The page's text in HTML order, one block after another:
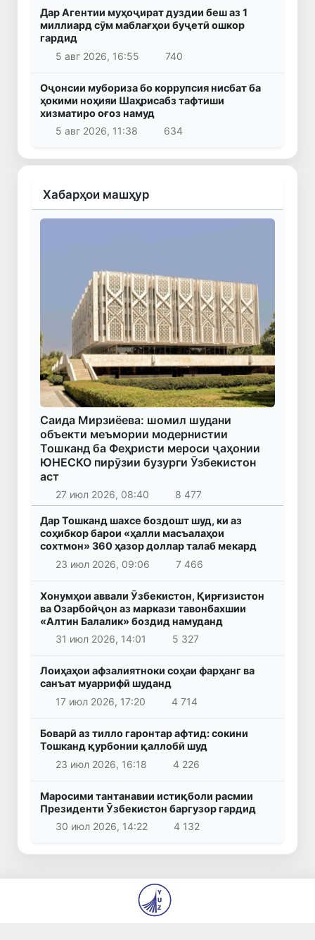
Дар Агентии муҳоҷират дуздии беш аз 1
миллиард сӯм маблағҳои буҷетӣ ошкор
гардид
5 авг 2026, 16:55
740
Оҷонсии мубориза бо коррупсия нисбат ба
ҳокими ноҳияи Шаҳрисабз тафтиши
хизматиро оғоз намуд
5 авг 2026, 11:38
634
Хабарҳои машҳур
Саида Мирзиёева: шомил шудани
объекти меъмории модернистии
Тошканд ба Феҳристи мероси ҷаҳонии
ЮНЕСКО пирӯзии бузурги Ӯзбекистон
аст
27 июл 2026, 08:40 8 477
Дар Тошканд шахсе боздошт шуд, ки аз
соҳибкор барои «ҳалли масъалаҳои
сохтмон» 360 ҳазор доллар талаб мекард
23 июл 2026, 09:06
7 466
Хонумҳои аввали Ӯзбекистон, Қирғизистон
ва Озарбойҷон аз маркази тавонбахшии
«Алтин Балалик» боздид намуданд
31 июл 2026, 14:01
5 327
Лоиҳаҳои афзалиятноки соҳаи фарҳанг ва
санъат муаррифӣ шуданд
17 июл 2026, 17:20
4 714
Боварӣ аз тилло гаронтар афтид: сокини
Тошканд қурбонии қаллобӣ шуд
23 июл 2026, 16:18
4 226
Маросими тантанавии истиқболи расмии
Президенти Ӯзбекистон баргузор гардид
30 июл 2026, 14:22
4 132